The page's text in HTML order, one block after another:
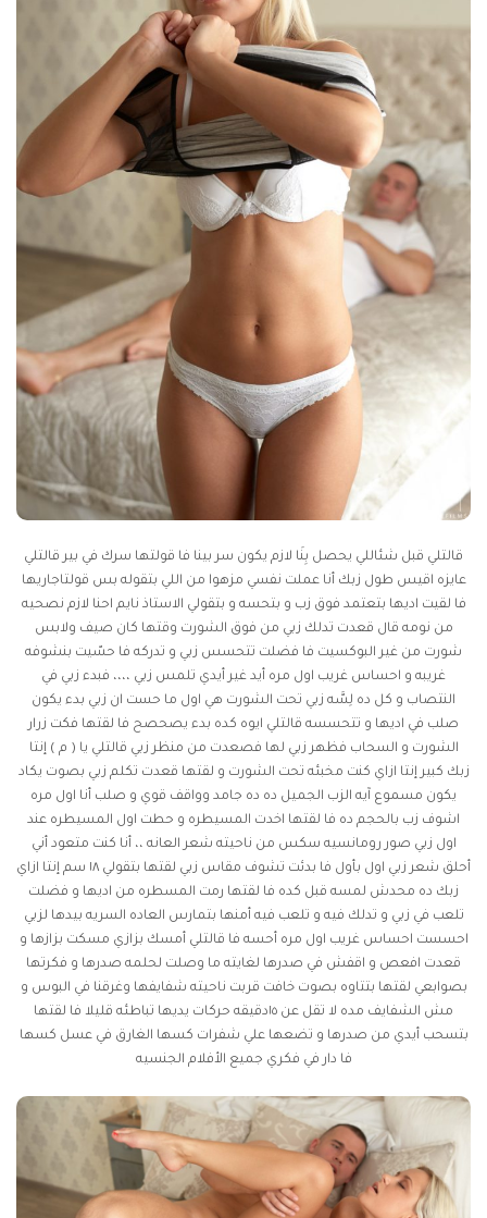
قالتلي قبل شئاللي يحصل بِنَا لازم يكون سر بينا فا قولتها سرك في بير قالتلي
عايزه اقيس طول زبك أنا عملت نفسي مزهوا من اللي بتقوله بس قولتاجاريها
فا لقيت اديها بتعتمد فوق زب و بتحسه و بتقولي الاستاذ نايم احنا لازم نصحيه
من نومه قال قعدت تدلك زبي من فوق الشورت وقتها كان صيف ولابس
شورت من غير البوكسيت فا فضلت تتحسس زبي و تدركه فا حسّيت بنشوفه
غريبه و احساس غريب اول مره أيد غير أيدي تلمس زبي ،،،، فبدء زبي في
النتصاب و كل ده لِسَّه زبي تحت الشورت هي اول ما حست ان زبي بدء يكون
صلب في اديها و تتحسسه قالتلي ايوه كده بدء يصحصح فا لقتها فكت زرار
الشورت و السحاب فظهر زبي لها فصعدت من منظر زبي قالتلي يا ( م ) إنتا
زبك كبير إنتا ازاي كنت مخبئه تحت الشورت و لقتها قعدت تكلم زبي بصوت يكاد
يكون مسموع آيه الزب الجميل ده ده جامد وواقف قوي و صلب أنا اول مره
اشوف زب بالحجم ده فا لقتها اخدت المسيطره و حطت اول المسيطره عند
اول زبي صور رومانسيه سكس من ناحيته شعر العانه ،، أنا كنت متعود أني
أحلق شعر زبي اول بأول فا بدئت تشوف مقاس زبي لقتها بتقولي ١٨ سم إنتا ازاي
زبك ده محدش لمسه قبل كده فا لقتها رمت المسطره من اديها و فضلت
تلعب في زبي و تدلك فيه و تلعب فيه أمنها بتمارس العاده السريه بيدها لزبي
احسست احساس غريب اول مره أحسه فا قالتلي أمسك بزازي مسكت بزازها و
قعدت افعص و اقفش في صدرها لغايته ما وصلت لحلمه صدرها و فكرتها
بصوابعي لقتها بتتاوه بصوت خافت قربت ناحيته شفايفها وغرقنا في البوس و
مش الشفايف مده لا تقل عن ١٥دقيقه حركات يديها تباطئه قليلا فا لقتها
بتسحب أيدي من صدرها و تضعها علي شفرات كسها الغارق في عسل كسها
فا دار في فكري جميع الأفلام الجنسيه